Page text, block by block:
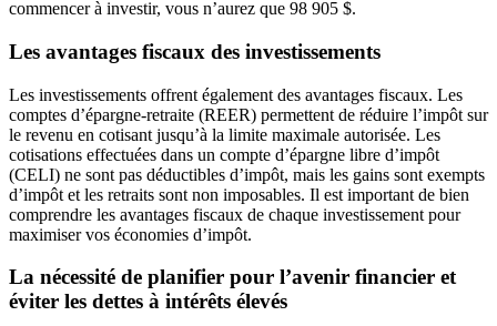
commencer à investir, vous n’aurez que 98 905 $.
Les avantages fiscaux des investissements
Les investissements offrent également des avantages fiscaux. Les
comptes d’épargne-retraite (REER) permettent de réduire l’impôt sur
le revenu en cotisant jusqu’à la limite maximale autorisée. Les
cotisations effectuées dans un compte d’épargne libre d’impôt
(CELI) ne sont pas déductibles d’impôt, mais les gains sont exempts
d’impôt et les retraits sont non imposables. Il est important de bien
comprendre les avantages fiscaux de chaque investissement pour
maximiser vos économies d’impôt.
La nécessité de planifier pour l’avenir financier et
éviter les dettes à intérêts élevés